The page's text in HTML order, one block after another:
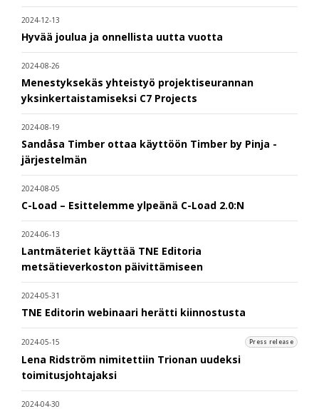
2024-12-13
Hyvää joulua ja onnellista uutta vuotta
2024-08-26
Menestyksekäs yhteistyö projektiseurannan
yksinkertaistamiseksi C7 Projects
2024-08-19
Sandåsa Timber ottaa käyttöön Timber by Pinja -
järjestelmän
2024-08-05
C-Load – Esittelemme ylpeänä C-Load 2.0:N
2024-06-13
Lantmäteriet käyttää TNE Editoria
metsätieverkoston päivittämiseen
2024-05-31
TNE Editorin webinaari herätti kiinnostusta
2024-05-15 Press release
Lena Ridström nimitettiin Trionan uudeksi
toimitusjohtajaksi
2024-04-30